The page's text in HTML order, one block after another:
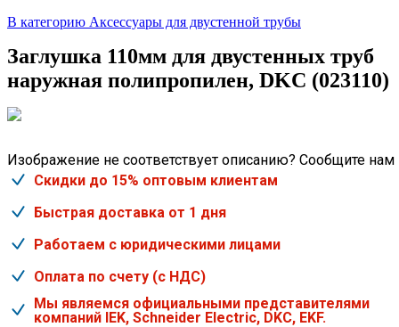
В категорию Аксессуары для двустенной трубы
Заглушка 110мм для двустенных труб
наружная полипропилен, DKC (023110)
Изображение не соответствует описанию? Сообщите нам
Скидки до 15% оптовым клиентам
Быстрая доставка от 1 дня
Работаем с юридическими лицами
Оплата по счету (с НДС)
Мы являемся официальными представителями
компаний IEK, Schneider Electric, DKC, EKF.